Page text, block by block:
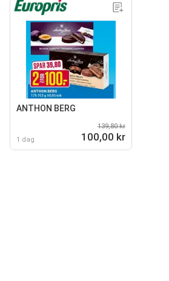
ANTHON BERG
1 dag
139,80 kr
100,00 kr